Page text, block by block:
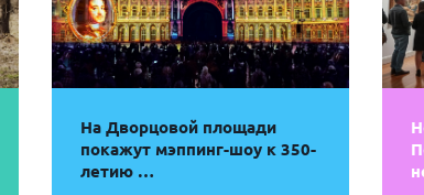
На Дворцовой площади
покажут мэппинг-шоу к 350-
летию …